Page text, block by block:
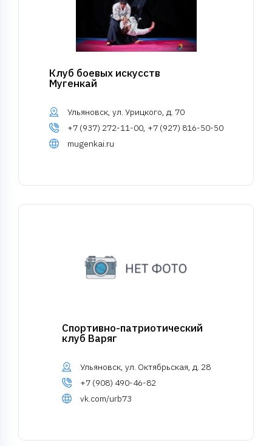
Клуб боевых искусств
Мугенкай
Ульяновск, ул. Урицкого, д. 70
+7 (937) 272-11-00, +7 (927) 816-50-50
mugenkai.ru
Спортивно-патриотический
клуб Варяг
Ульяновск, ул. Октябрьская, д. 28
+7 (908) 490-46-82
vk.com/urb73